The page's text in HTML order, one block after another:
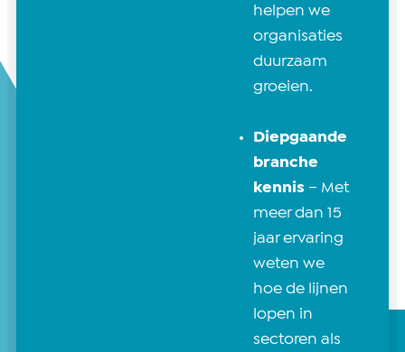
helpen we
organisaties
duurzaam
groeien.
Diepgaande
branche
kennis – Met
meer dan 15
jaar ervaring
weten we
hoe de lijnen
lopen in
sectoren als